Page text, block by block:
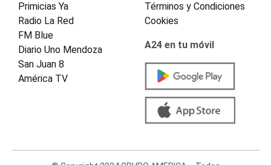
Primicias Ya
Radio La Red
FM Blue
Diario Uno Mendoza
San Juan 8
América TV
Términos y Condiciones
Cookies
A24 en tu móvil